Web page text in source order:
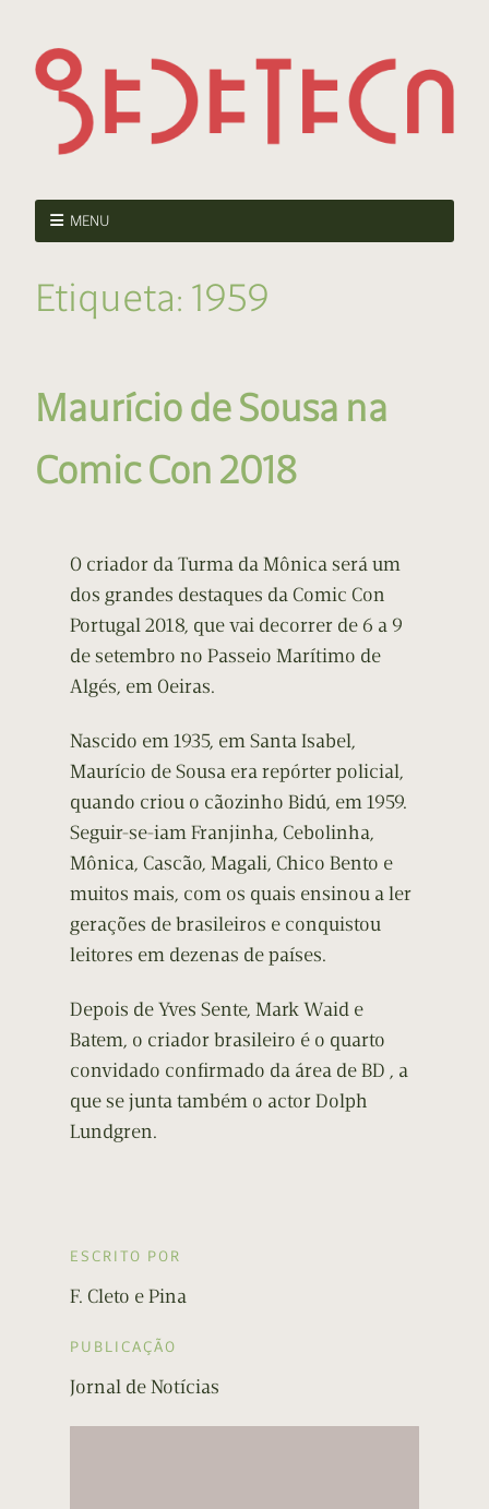
MENU
Etiqueta: 1959
Maurício de Sousa na
Comic Con 2018
O criador da Turma da Mônica será um
dos grandes destaques da Comic Con
Portugal 2018, que vai decorrer de 6 a 9
de setembro no Passeio Marítimo de
Algés, em Oeiras.
Nascido em 1935, em Santa Isabel,
Maurício de Sousa era repórter policial,
quando criou o cãozinho Bidú, em 1959.
Seguir-se-iam Franjinha, Cebolinha,
Mônica, Cascão, Magali, Chico Bento e
muitos mais, com os quais ensinou a ler
gerações de brasileiros e conquistou
leitores em dezenas de países.
Depois de Yves Sente, Mark Waid e
Batem, o criador brasileiro é o quarto
convidado confirmado da área de BD , a
que se junta também o actor Dolph
Lundgren.
ESCRITO POR
F. Cleto e Pina
PUBLICAÇÃO
Jornal de Notícias